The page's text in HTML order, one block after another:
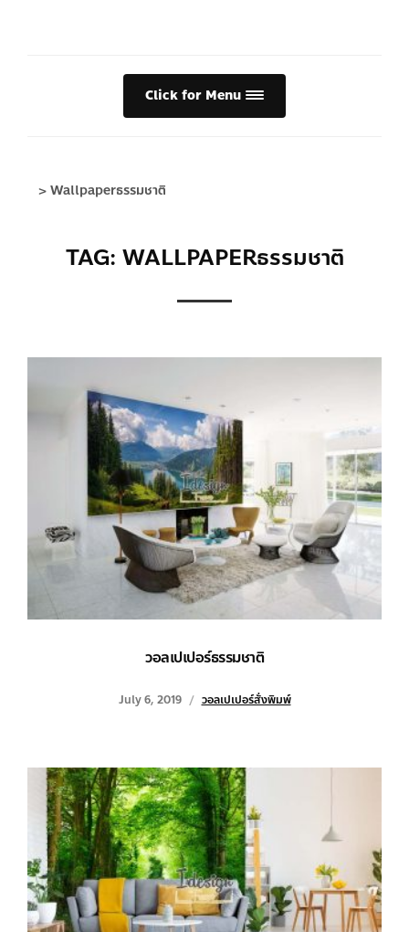
Click for Menu
>Wallpaperธรรมชาติ
TAG: WALLPAPERธรรมชาติ
วอลเปเปอร์ธรรมชาติ
July 6, 2019 วอลเปเปอร์สั่งพิมพ์